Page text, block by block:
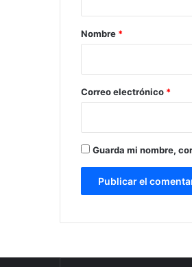
r
*
Nombre *
Correo electrónico *
Guarda mi nombre,